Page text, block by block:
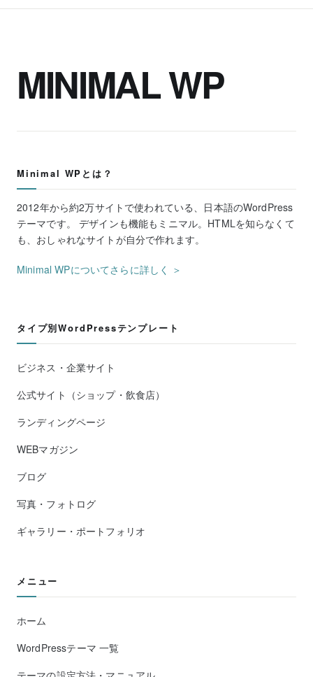
MINIMAL WP
Minimal WPとは？
2012年から約2万サイトで使われている、日本語のWordPress
テーマです。 デザインも機能もミニマル。HTMLを知らなくて
も、おしゃれなサイトが自分で作れます。
Minimal WPについてさらに詳しく ＞
タイプ別WordPressテンプレート
ビジネス・企業サイト
公式サイト（ショップ・飲食店）
ランディングページ
WEBマガジン
ブログ
写真・フォトログ
ギャラリー・ポートフォリオ
メニュー
ホーム
WordPressテーマ 一覧